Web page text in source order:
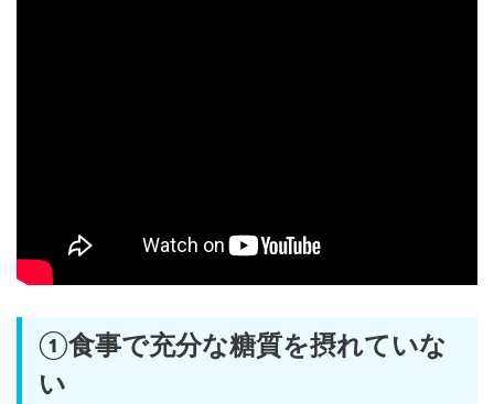
①食事で充分な糖質を摂れていな
い